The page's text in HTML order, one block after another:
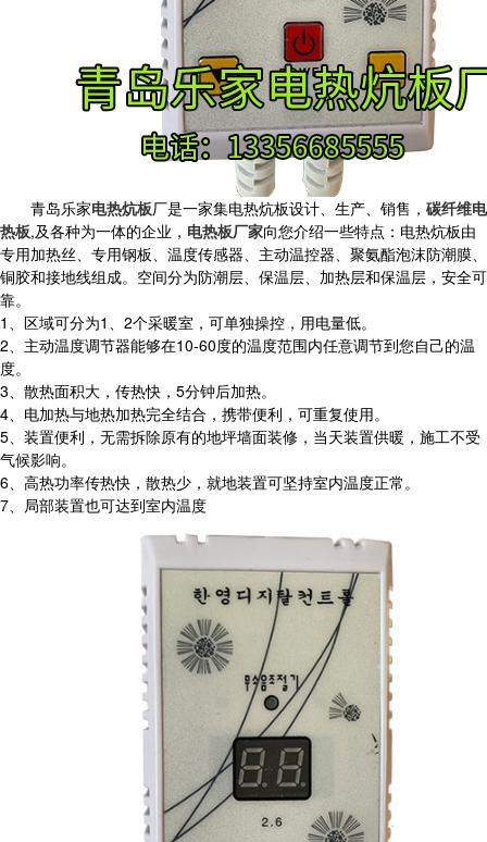
青岛乐家电热炕板厂是一家集电热炕板设计、生产、销售， 碳纤维电
热板,及各种为一体的企业， 电热板厂家向您介绍一些特点：电热炕板由
专用加热丝、专用钢板、温度传感器、主动温控器、聚氨酯泡沫防潮膜、
铜胶和接地线组成。空间分为防潮层、保温层、加热层和保温层，安全可
靠。
1、区域可分为1、2个采暖室，可单独操控，用电量低。
2、主动温度调节器能够在10-60度的温度范围内任意调节到您自己的温
度。
3、散热面积大，传热快，5分钟后加热。
4、电加热与地热加热完全结合，携带便利，可重复使用。
5、装置便利，无需拆除原有的地坪墙面装修，当天装置供暖，施工不受
气候影响。
6、高热功率传热快，散热少，就地装置可坚持室内温度正常。
7、局部装置也可达到室内温度